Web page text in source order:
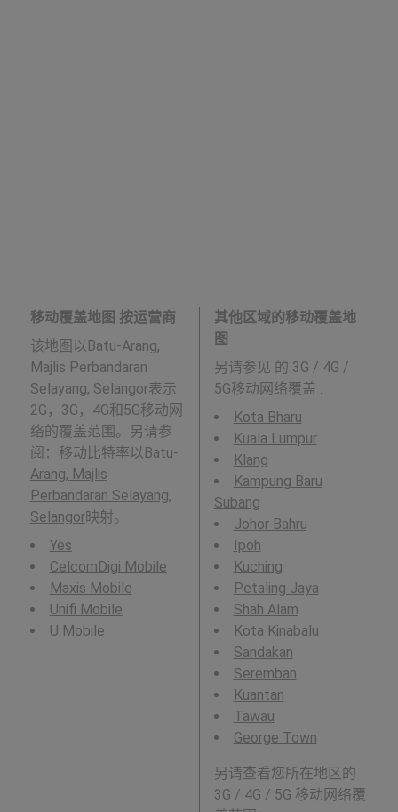
移动覆盖地图 按运营商
该地图以Batu-Arang,
Majlis Perbandaran
Selayang, Selangor表示
2G，3G，4G和5G移动网
络的覆盖范围。另请参
阅：移动比特率以 Batu-
Arang, Majlis
Perbandaran Selayang,
Selangor映射。
Yes
CelcomDigi Mobile
Maxis Mobile
Unifi Mobile
U Mobile
其他区域的移动覆盖地
图
另请参见 的 3G / 4G /
5G移动网络覆盖 :
Kota Bharu
Kuala Lumpur
Klang
Kampung Baru
Subang
Johor Bahru
Ipoh
Kuching
Petaling Jaya
Shah Alam
Kota Kinabalu
Sandakan
Seremban
Kuantan
Tawau
George Town
另请查看您所在地区的
3G / 4G / 5G 移动网络覆